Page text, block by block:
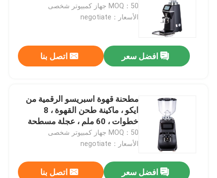
MOQ：50 جهاز كمبيوتر شخصى
الأسعار：negotiate
افضل سعر اتصل بنا
مطحنة قهوة اسبريسو الرقمية من
ايكو ، ماكينة طحن القهوة ، 8
خطوات ، 60 ملم ، عجلة مسطحة
MOQ：50 جهاز كمبيوتر شخصى
الأسعار：negotiate
افضل سعر اتصل بنا